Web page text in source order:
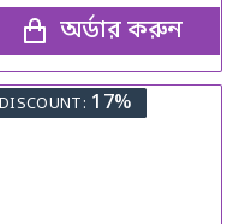
অর্ডার করুন
DISCOUNT: 17%